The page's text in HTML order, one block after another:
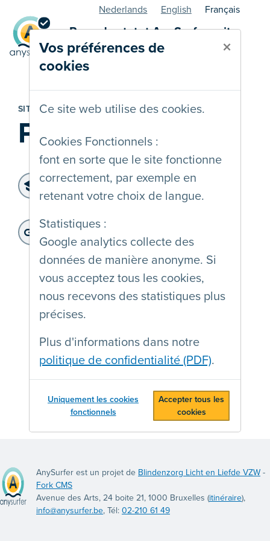
Vos préférences de
cookies
×
Ce site web utilise des cookies.
Cookies Fonctionnels :
font en sorte que le site fonctionne
correctement, par exemple en
retenant votre choix de langue.
Statistiques :
Google analytics collecte des
données de manière anonyme. Si
vous acceptez tous les cookies,
nous recevons des statistiques plus
précises.
Plus d'informations dans notre
politique de confidentialité (PDF).
Uniquement les cookies
fonctionnels
Accepter tous les
cookies
Page de statut AnySurfer - site
web
Nederlands English Français
SITE WEB
Plus Sportives
Niveau d'accessibilité:
WCAG 2.2 AA
Adresse du site web:
https://plus-sportives.cfwb.be
AnySurfer est un projet de Blindenzorg Licht en Liefde VZW -
Fork CMS
Avenue des Arts, 24 boite 21, 1000 Bruxelles (itinéraire),
info@anysurfer.be, Tél:02-210 61 49